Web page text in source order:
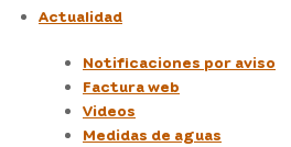
Actualidad
Notificaciones por aviso
Factura web
Videos
Medidas de aguas